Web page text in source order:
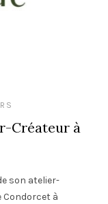
Créateur à
son atelier-
Condorcet à